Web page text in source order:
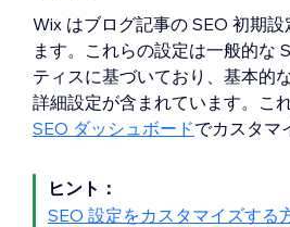
合にのみ、変更し
やすく、短い長さに
おすすめします。
このページを検索
ックスさせる：トグ
るかどうかを設定し
析し、最適な
を適用し、記事を
れます。ブログ記
構造化データを使用
ら
X の設定：X（旧
が共有された際の
るには、X の設定を
ます。ここでは、
アップロードしたり
れる説明文を追加す
Wix はブログ記事の SEO 初期
ます。これらの設定は一般的な
ティスに基づいており、基本的
詳細設定が含まれています。こ
SEO ダッシュボードでカスタマ
ヒント：
SEO 設定をカスタマイズする